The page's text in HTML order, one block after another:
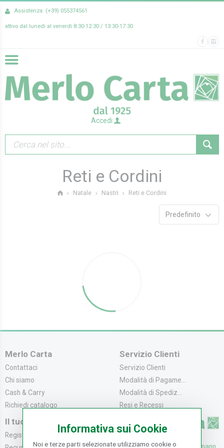
Assistenza: (+39) 055374561
attivo dal lunedì al venerdì 8:30-12:30 / 13:30-17:30
Accedi
Reti e Cordini
Natale Nastri Reti e Cordini
Predefinito
Merlo Carta
Contattaci
Chi siamo
Cash & Carry
Richiedi catalogo
Servizio Clienti
Servizio Clienti
Modalità di Pagame...
Modalità di Spediz...
Resi e Recessi
Il tuo Account
Registrati
Informativa sui Cookie
Noi e terze parti selezionate utilizziamo cookie o